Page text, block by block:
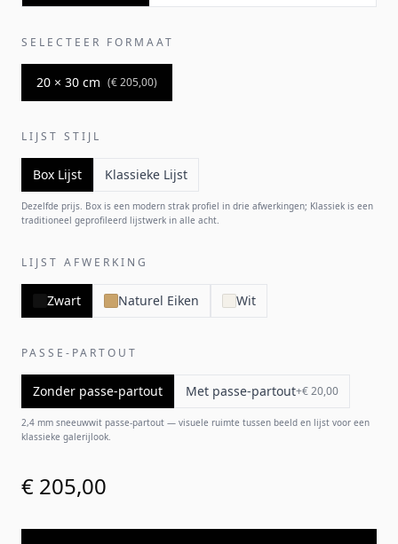
SELECTEER FORMAAT
20 × 30 cm (€ 205,00)
LIJST STIJL
Box Lijst Klassieke Lijst
Dezelfde prijs. Box is een modern strak profiel in drie afwerkingen; Klassiek is een
traditioneel geprofileerd lijstwerk in alle acht.
LIJST AFWERKING
Zwart Naturel Eiken Wit
PASSE-PARTOUT
Zonder passe-partout Met passe-partout+€ 20,00
2,4 mm sneeuwwit passe-partout — visuele ruimte tussen beeld en lijst voor een
klassieke galerijlook.
€ 205,00